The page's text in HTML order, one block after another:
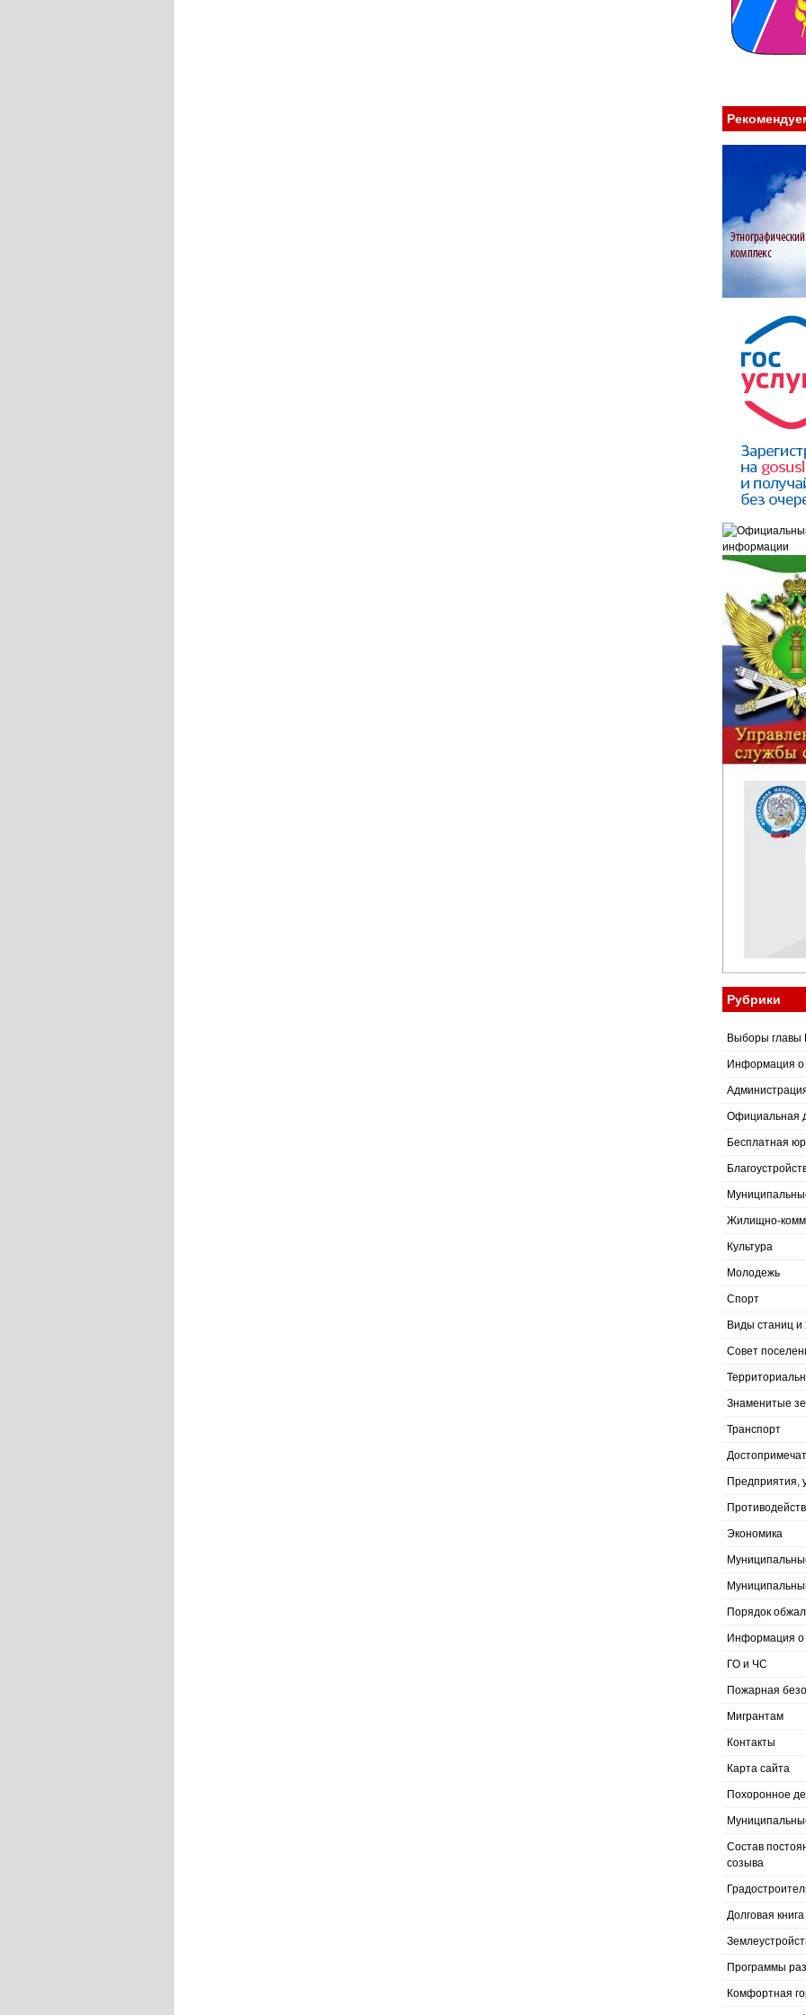
Рубрики
Выборы главы
Информация о
Официальная
Бесплатная
Жилищно-
Культура
Молодежь
Спорт
Виды станиц и
Совет
Знаменитые
Транспорт
Предприятия,
Экономика
Порядок
Информация о
ГО и ЧС
Пожарная
Мигрантам
Контакты
Карта сайта
Похоронное
Состав
созыва
Долговая книга
Программы
Комфортная